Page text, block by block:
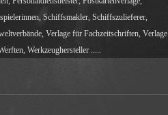
Schiffsmakler, Schiffszulieferer,
Verlage für Fachzeitschriften, Verlage
Werkzeughersteller .....